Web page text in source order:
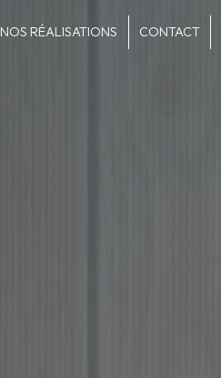
NOS RÉALISATIONS CONTACT